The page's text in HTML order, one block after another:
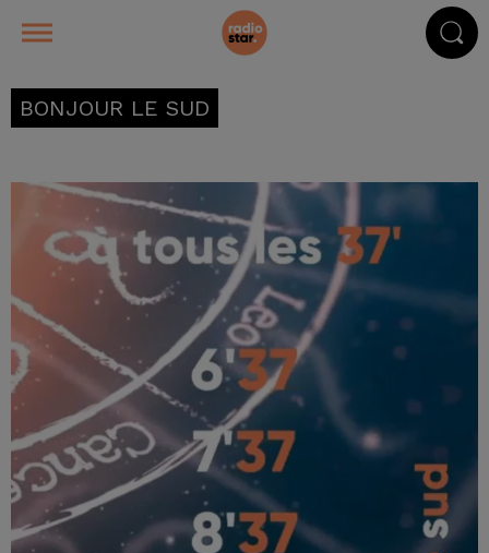
BONJOUR LE SUD